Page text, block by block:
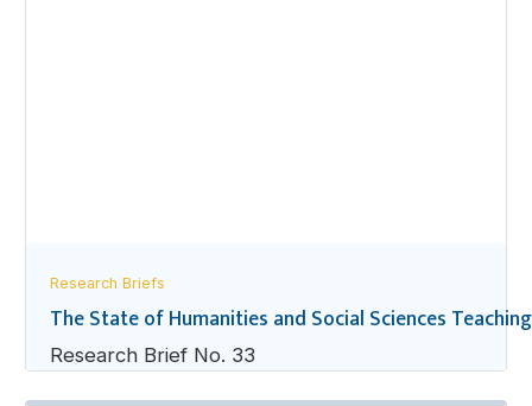
Research Briefs
The State of Humanities and Social Sciences
Research Brief No. 33